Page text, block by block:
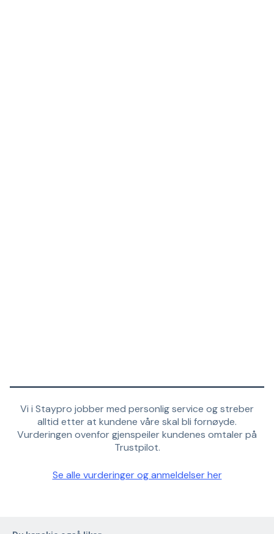
Vi i Staypro jobber med personlig service og streber
alltid etter at kundene våre skal bli fornøyde.
Vurderingen ovenfor gjenspeiler kundenes omtaler på
Trustpilot.
Se alle vurderinger og anmeldelser her